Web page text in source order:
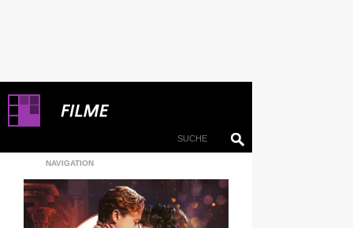
NAVIGATION